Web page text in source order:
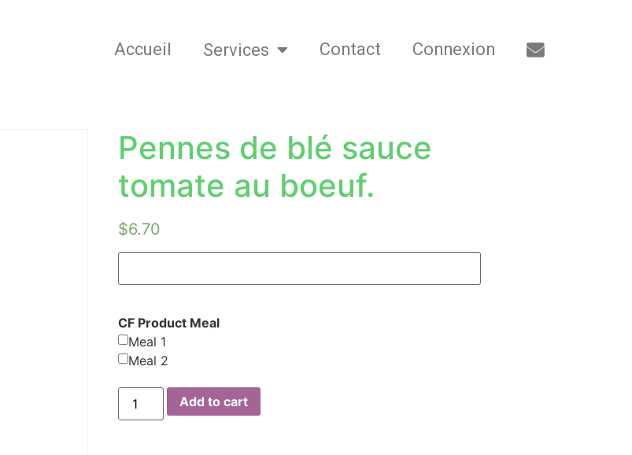
Accueil Services Contact Connexion
Pennes de blé sauce
tomate au boeuf.
$6.70
CF Product Meal
Meal 1
Meal 2
Add to cart